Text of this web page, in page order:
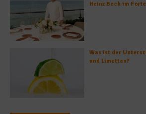
Heinz Beck im
Was ist der
und Limetten?